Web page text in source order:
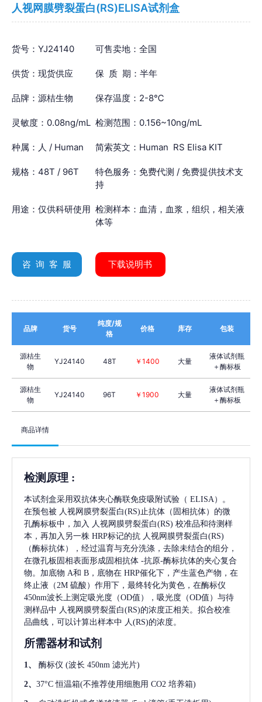
人视网膜劈裂蛋白(RS)ELISA试剂盒
货号：YJ24140 可售卖地：全国
供货：现货供应 保 质 期：半年
品牌：源桔生物 保存温度：2-8℃
灵敏度：0.08ng/mL 检测范围：0.156~10ng/mL
种属：人 / Human 简索英文：Human RS Elisa KIT
规格：48T / 96T
特色服务：免费代测 / 免费提供技术支
持
用途：仅供科研使用 检测样本：血清，血浆，组织，相关液
体等
咨 询 客 服 下载说明书
品牌 货号
纯度/规
格
价格 库存 包装
源桔生
物
YJ24140 48T ￥1400 大量
液体试剂瓶
＋酶标板
源桔生
物
YJ24140 96T ￥1900 大量
液体试剂瓶
＋酶标板
商品详情
检测原理 :
本试剂盒采用双抗体夹心酶联免疫吸附试验（ ELISA）。
在预包被 人视网膜劈裂蛋白(RS) 止抗体（固相抗体）的微
孔酶标板中，加入
人视网膜劈裂蛋白(RS) 校准品和待测样
本，再加入另一株 HRP标记的抗 人视网膜劈裂蛋白(RS)
（酶标抗体），经过温育与充分洗涤，去除未结合的组分，
在微孔板固相表面形成固相抗体 -抗原-酶标抗体的夹心复合
物。加底物 A和 B，底物在 HRP催化下，产生蓝色产物，在
终止液（2M 硫酸）作用下，最终转化为黄色，在酶标仪
450nm波长上测定吸光度（OD值），吸光度（OD值）与待
测样品中 人视网膜劈裂蛋白(RS)的浓度正相关。拟合校准
品曲线，可以计算出样本中 人(RS)的浓度。
所需器材和试剂
1、 酶标仪 (波长 450nm 滤光片)
2、 37°C 恒温箱(不推荐使用细胞用 CO2 培养箱)